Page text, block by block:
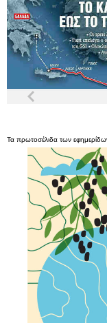
Τα πρωτοσέλιδα των